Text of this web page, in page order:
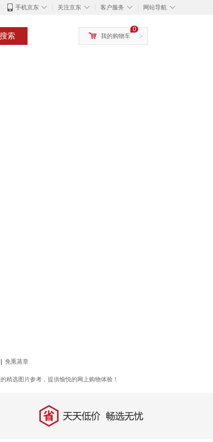
◇
手机京东 ◇
关注京东 ◇
客户服务 ◇
网站导航
搜索 >
0
我的购物车
免熏蒸章
精选图片参考，提供愉悦的网上购物体验！
省 天天低价，畅选无忧